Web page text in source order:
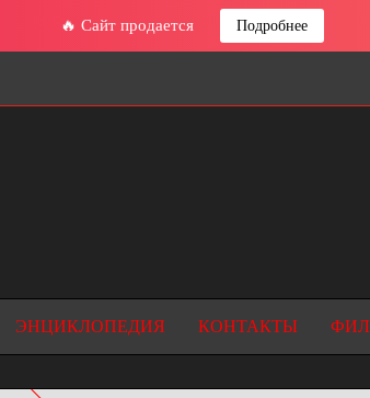
🔥 Сайт продается Подробнее
ЭНЦИКЛОПЕДИЯ КОНТАКТЫ